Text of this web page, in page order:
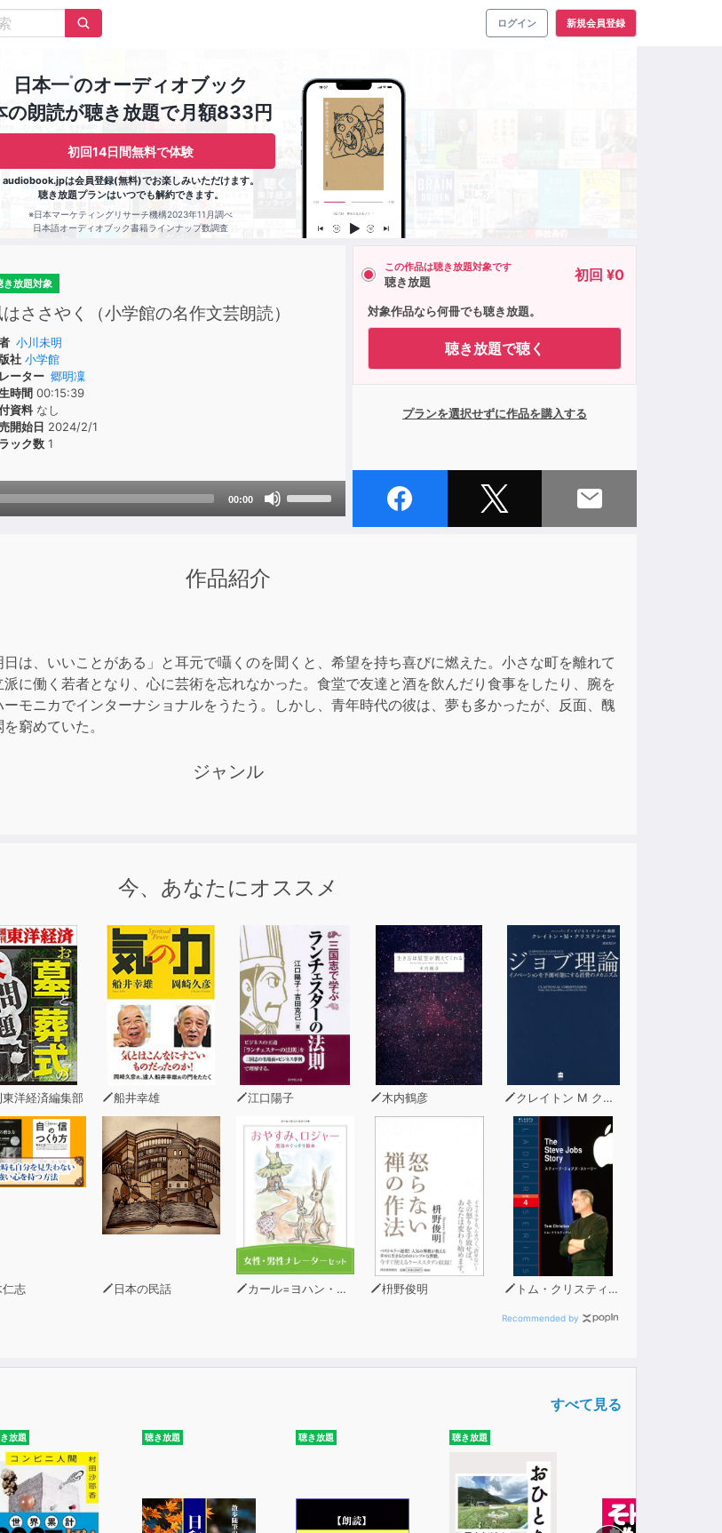
ログイン 新規会員登録
日本一※のオーディオブック
の朗読が聴き放題で月額833円
初回14日間無料で体験
audiobook.jpは会員登録(無料)でお楽しみいただけます。
聴き放題プランはいつでも解約できます。
※日本マーケティングリサーチ機構2023年11月調べ
日本語オーディオブック書籍ラインナップ数調査
き放題対象
はささやく（小学館の名作文芸朗読）
小川未明
社 小学館
ーター 郷明凜
時間 00:15:39
資料なし
開始日 2024/2/1
ック数 1
00:00
volume.
この作品は聴き放題対象です
聴き放題 初回 ¥0
対象作品なら何冊でも聴き放題。
聴き放題で聴く
プランを選択せずに作品を購入する
作品紹介
は、いいことがある」と耳元で囁くのを聞くと、希望を持ち喜びに燃えた。小さな町を離れて
に働く若者となり、心に芸術を忘れなかった。食堂で友達と酒を飲んだり食事をしたり、腕を
モニカでインターナショナルをうたう。しかし、青年時代の彼は、夢も多かったが、反面、醜
窮めていた。
ジャンル
今、あなたにオススメ
東洋経済編集部 船井幸雄 江口陽子 木内鶴彦 クレイトン M クリステンセン
仁志 日本の民話 カール=ヨハン・エリーン 枡野俊明 トム・クリスティアン
Recommended by
すべて見る
放題 聴き放題 聴き放題 聴き放題